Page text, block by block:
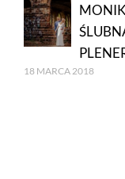
18 MARCA 2018